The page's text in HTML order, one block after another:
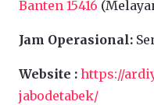
Banten 15416
Jam Operasional:
Website : https://
jabodetabek/